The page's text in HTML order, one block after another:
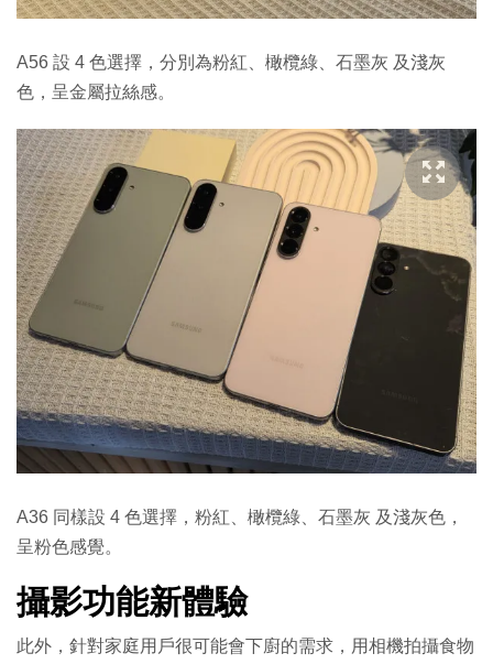
A56 設 4 色選擇，分別為粉紅、橄欖綠、石墨灰 及淺灰
色，呈金屬拉絲感。
A36 同樣設 4 色選擇，粉紅、橄欖綠、石墨灰 及淺灰色，
呈粉色感覺。
攝影功能新體驗
此外，針對家庭用戶很可能會下廚的需求，用相機拍攝食物